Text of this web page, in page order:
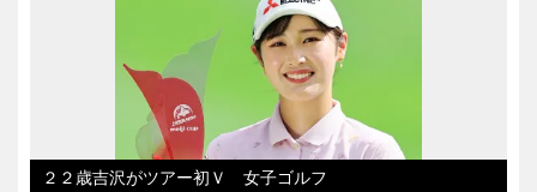
２２歳吉沢がツアー初Ｖ 女子ゴルフ